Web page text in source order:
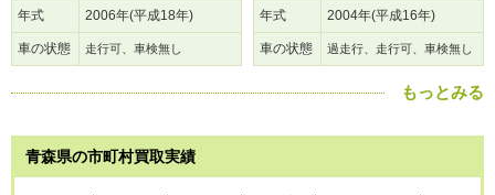
年式 2006年(平成18年)
車の状態 走行可、車検無し
年式 2004年(平成16年)
車の状態 過走行、走行可、車検無し
もっとみる
青森県の市町村買取実績